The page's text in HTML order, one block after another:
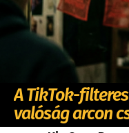
A TikTok-
valóság arcon